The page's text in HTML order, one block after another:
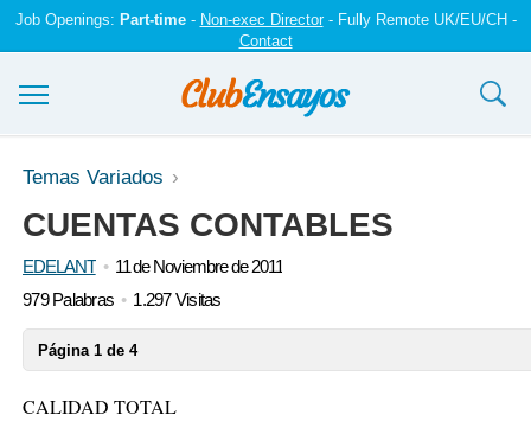
Job Openings: Part-time- Non-exec Director- Fully Remote UK/EU/CH -
Contact
Ensayos y trabajos
Registrarse
Iniciar sesión
Temas Variados
CUENTAS CONTABLES
EDELANT
11 de Noviembre de 2011
979 Palabras
1.297 Visitas
Página 1 de 4
CALIDAD TOTAL